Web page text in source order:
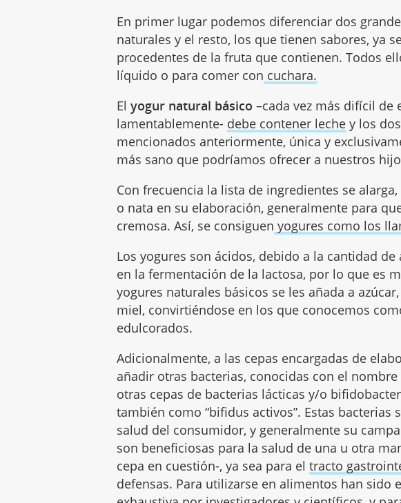
En primer lugar podemos diferenciar dos
naturales y el resto, los que tienen sabores, ya
procedentes de la fruta que contienen. Todos
líquido o para comer con cuchara.
Elyogur natural básico –cada vez más difícil de
lamentablemente- debe contener leche y los
mencionados anteriormente, única y
más sano que podríamos ofrecer a nuestros
Con frecuencia la lista de ingredientes se
o nata en su elaboración, generalmente para
cremosa. Así, se consiguen yogures como los
Los yogures son ácidos, debido a la cantidad
en la fermentación de la lactosa, por lo que es
yogures naturales básicos se les añada a
miel, convirtiéndose en los que conocemos
edulcorados.
Adicionalmente, a las cepas encargadas de
añadir otras bacterias, conocidas con el
otras cepas de bacterias lácticas y/o
también como “bifidus activos”. Estas bacterias
salud del consumidor, y generalmente su
son beneficiosas para la salud de una u otra
cepa en cuestión-, ya sea para eltracto
defensas. Para utilizarse en alimentos han sido